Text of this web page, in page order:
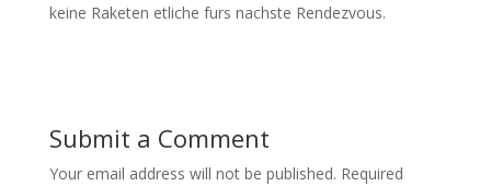
keine Raketen etliche furs nachste Rendezvous.
Submit a Comment
Your email address will not be published. Required